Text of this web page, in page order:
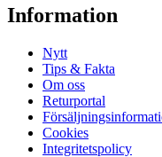
Information
Nytt
Tips & Fakta
Om oss
Returportal
Cookies
Integritetspolicy